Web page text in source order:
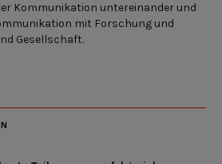
Kommunikation untereinander und
mit Forschung und
Gesellschaft.